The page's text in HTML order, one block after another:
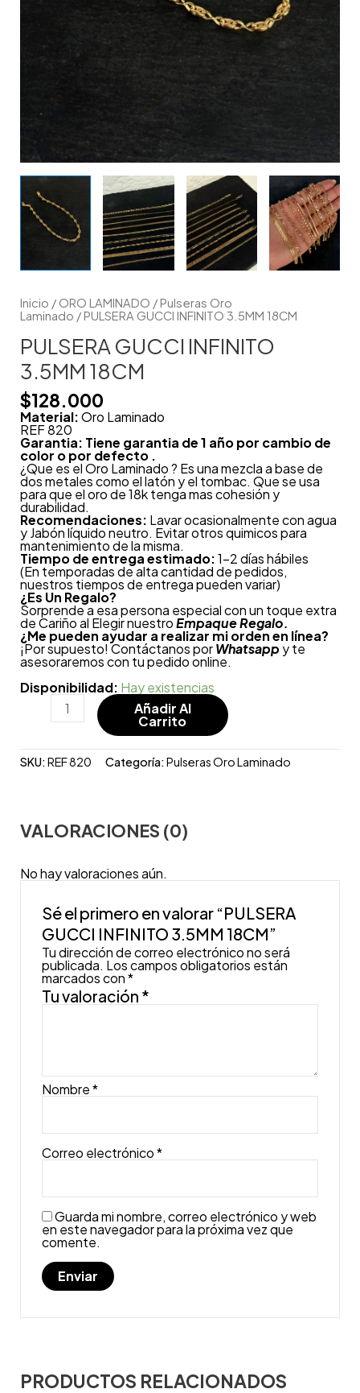
Inicio / ORO LAMINADO /Pulseras Oro
Laminado / PULSERA GUCCI INFINITO 3.5MM 18CM
PULSERA GUCCI INFINITO
3.5MM 18CM
$128.000
Material:Oro Laminado
REF 820
Garantia: Tiene garantia de 1 año por cambio de
color o por defecto .
¿Que es el Oro Laminado ? Es una mezcla a base de
dos metales como el latón y el tombac. Que se usa
para que el oro de 18k tenga mas cohesión y
durabilidad.
Recomendaciones: Lavar ocasionalmente con agua
y Jabón líquido neutro. Evitar otros quimicos para
mantenimiento de la misma.
Tiempo de entrega estimado:1-2 días hábiles
(En temporadas de alta cantidad de pedidos,
nuestros tiempos de entrega pueden variar)
¿Es Un Regalo?
Sorprende a esa persona especial con un toque extra
de Cariño al Elegir nuestroEmpaque Regalo.
¿Me pueden ayudar a realizar mi orden en línea?
¡Por supuesto! Contáctanos porWhatsapp y te
asesoraremos con tu pedido online.
Disponibilidad: Hay existencias
Añadir Al
Carrito
SKU:REF 820 Categoría:Pulseras Oro Laminado
VALORACIONES (0)
No hay valoraciones aún.
Sé el primero en valorar “PULSERA
GUCCI INFINITO 3.5MM 18CM”
Tu dirección de correo electrónico no será
publicada. Los campos obligatorios están
marcados con*
Tu valoración *
Nombre*
Correo electrónico*
Guarda mi nombre, correo electrónico y web
en este navegador para la próxima vez que
comente.
PRODUCTOS RELACIONADOS